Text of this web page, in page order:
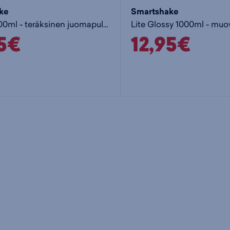
Reforce 900ml - teräksinen juomapullo
Smartshake
12,95€